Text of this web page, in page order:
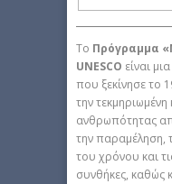
Το Πρόγραμμα
UNESCO είναι
που ξεκίνησε το
την
ανθρωπότητας
την παραμέληση,
του χρόνου και
συνθήκες, καθώς